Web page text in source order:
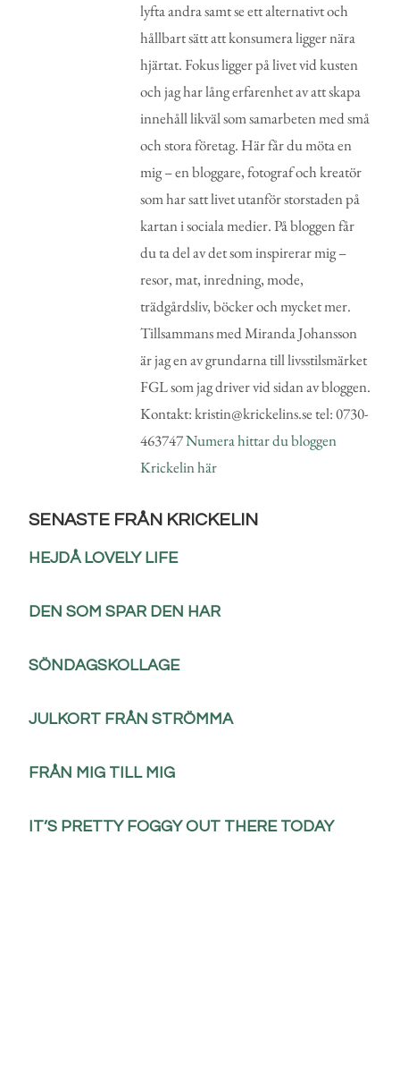
lyfta andra samt se ett alternativt och
hållbart sätt att konsumera ligger nära
hjärtat. Fokus ligger på livet vid kusten
och jag har lång erfarenhet av att skapa
innehåll likväl som samarbeten med små
och stora företag. Här får du möta en
mig – en bloggare, fotograf och kreatör
som har satt livet utanför storstaden på
kartan i sociala medier. På bloggen får
du ta del av det som inspirerar mig –
resor, mat, inredning, mode,
trädgårdsliv, böcker och mycket mer.
Tillsammans med Miranda Johansson
är jag en av grundarna till livsstilsmärket
FGL som jag driver vid sidan av bloggen.
Kontakt: kristin@krickelins.se tel: 0730-
463747Numera hittar du bloggen
Krickelin här
SENASTE FRÅN KRICKELIN
HEJDÅ LOVELY LIFE
DEN SOM SPAR DEN HAR
SÖNDAGSKOLLAGE
JULKORT FRÅN STRÖMMA
FRÅN MIG TILL MIG
IT’S PRETTY FOGGY OUT THERE TODAY